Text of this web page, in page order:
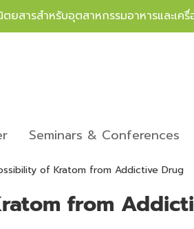
ตยสารสำหรับอุตสาหกรรมอาหารและเ
Seminars & Conferences
of Kratom from Addictive Drug
from